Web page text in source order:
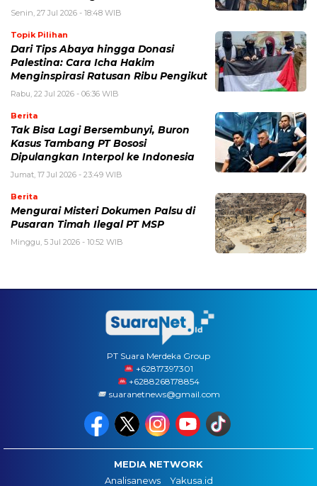
Senin, 27 Jul 2026 - 18:48 WIB
Topik Pilihan
Dari Tips Abaya hingga Donasi
Palestina: Cara Icha Hakim
Menginspirasi Ratusan Ribu Pengikut
Rabu, 22 Jul 2026 - 06:36 WIB
Berita
Tak Bisa Lagi Bersembunyi, Buron
Kasus Tambang PT Bososi
Dipulangkan Interpol ke Indonesia
Jumat, 17 Jul 2026 - 23:49 WIB
Berita
Mengurai Misteri Dokumen Palsu di
Pusaran Timah Ilegal PT MSP
Minggu, 5 Jul 2026 - 10:52 WIB
PT Suara Merdeka Group
‪+62817397301
+6288268178854
suaranetnews@gmail.com
MEDIA NETWORK
Analisanews
Yakusa.id